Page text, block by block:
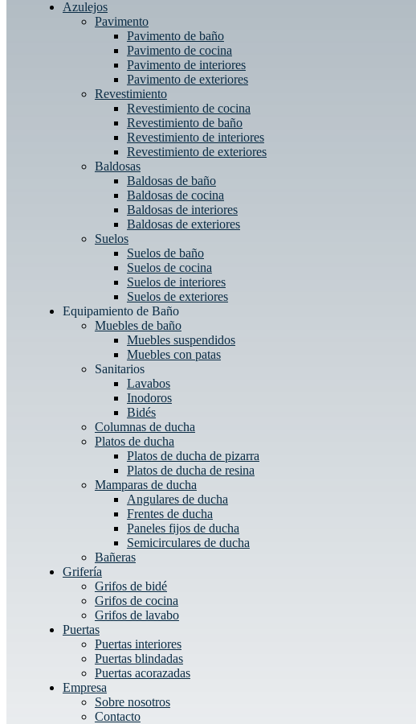
Azulejos
Pavimento
Pavimento de baño
Pavimento de cocina
Pavimento de interiores
Pavimento de exteriores
Revestimiento
Revestimiento de cocina
Revestimiento de baño
Revestimiento de interiores
Revestimiento de exteriores
Baldosas
Baldosas de baño
Baldosas de cocina
Baldosas de interiores
Baldosas de exteriores
Suelos
Suelos de baño
Suelos de cocina
Suelos de interiores
Suelos de exteriores
Equipamiento de Baño
Muebles de baño
Muebles suspendidos
Muebles con patas
Sanitarios
Lavabos
Inodoros
Bidés
Columnas de ducha
Platos de ducha
Platos de ducha de pizarra
Platos de ducha de resina
Mamparas de ducha
Angulares de ducha
Frentes de ducha
Paneles fijos de ducha
Semicirculares de ducha
Bañeras
Grifería
Grifos de bidé
Grifos de cocina
Grifos de lavabo
Puertas
Puertas interiores
Puertas blindadas
Puertas acorazadas
Empresa
Sobre nosotros
Contacto